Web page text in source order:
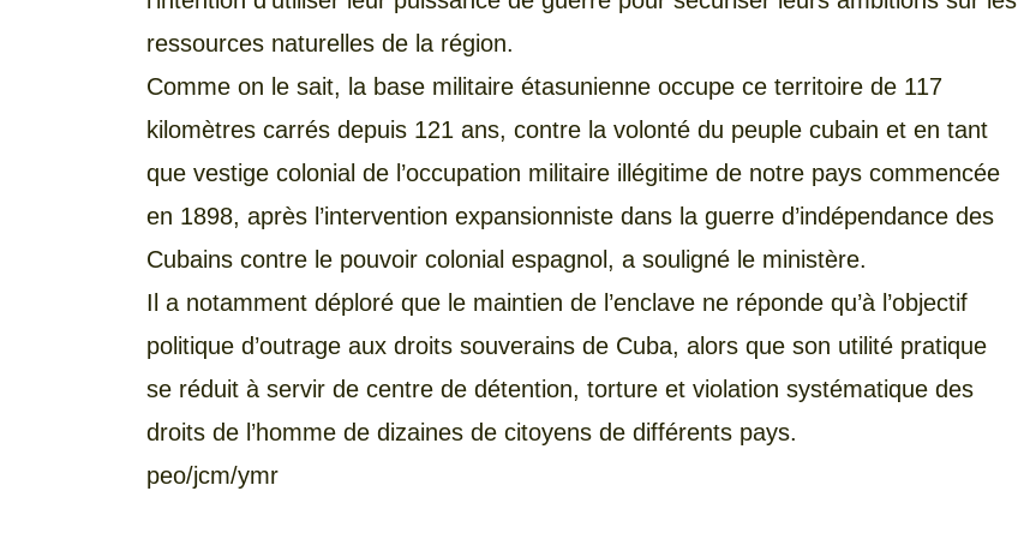
ressources naturelles de la région.
Comme on le sait, la base militaire étasunienne occupe ce territoire de 117
kilomètres carrés depuis 121 ans, contre la volonté du peuple cubain et en tant
que vestige colonial de l’occupation militaire illégitime de notre pays commencée
en 1898, après l’intervention expansionniste dans la guerre d’indépendance des
Cubains contre le pouvoir colonial espagnol, a souligné le ministère.
Il a notamment déploré que le maintien de l’enclave ne réponde qu’à l’objectif
politique d’outrage aux droits souverains de Cuba, alors que son utilité pratique
se réduit à servir de centre de détention, torture et violation systématique des
droits de l’homme de dizaines de citoyens de différents pays.
peo/jcm/ymr